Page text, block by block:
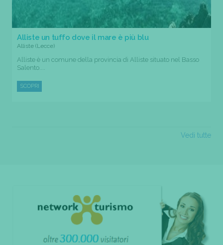
Alliste un tuffo dove il mare è più blu
Alliste (Lecce)
Alliste è un comune della provincia di Alliste situato nel Basso
Salento....
SCOPRI
Vedi tutte